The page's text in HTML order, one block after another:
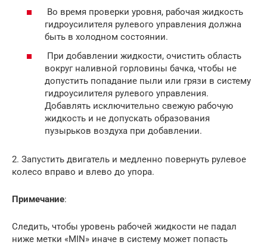
Во время проверки уровня, рабочая жидкость
гидроусилителя рулевого управления должна
быть в холодном состоянии.
При добавлении жидкости, очистить область
вокруг наливной горловины бачка, чтобы не
допустить попадание пыли или грязи в систему
гидроусилителя рулевого управления.
Добавлять исключительно свежую рабочую
жидкость и не допускать образования
пузырьков воздуха при добавлении.
2. Запустить двигатель и медленно повернуть рулевое
колесо вправо и влево до упора.
Примечание:
Следить, чтобы уровень рабочей жидкости не падал
ниже метки «MIN» иначе в систему может попасть